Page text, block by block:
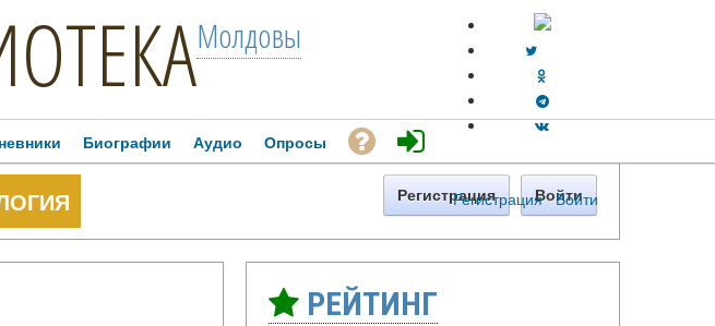
Молдовы
Регистрация · Войти
Биографии Аудио Опросы
Регистрация Войти
РЕЙТИНГ